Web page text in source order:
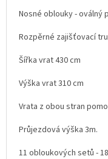
Nosné oblouky - oválný
Rozpěrné zajišťovací
Šířka vrat 430 cm
Výška vrat 310 cm
Vrata z obou stran
Průjezdová výška 3m.
11 obloukových setů -